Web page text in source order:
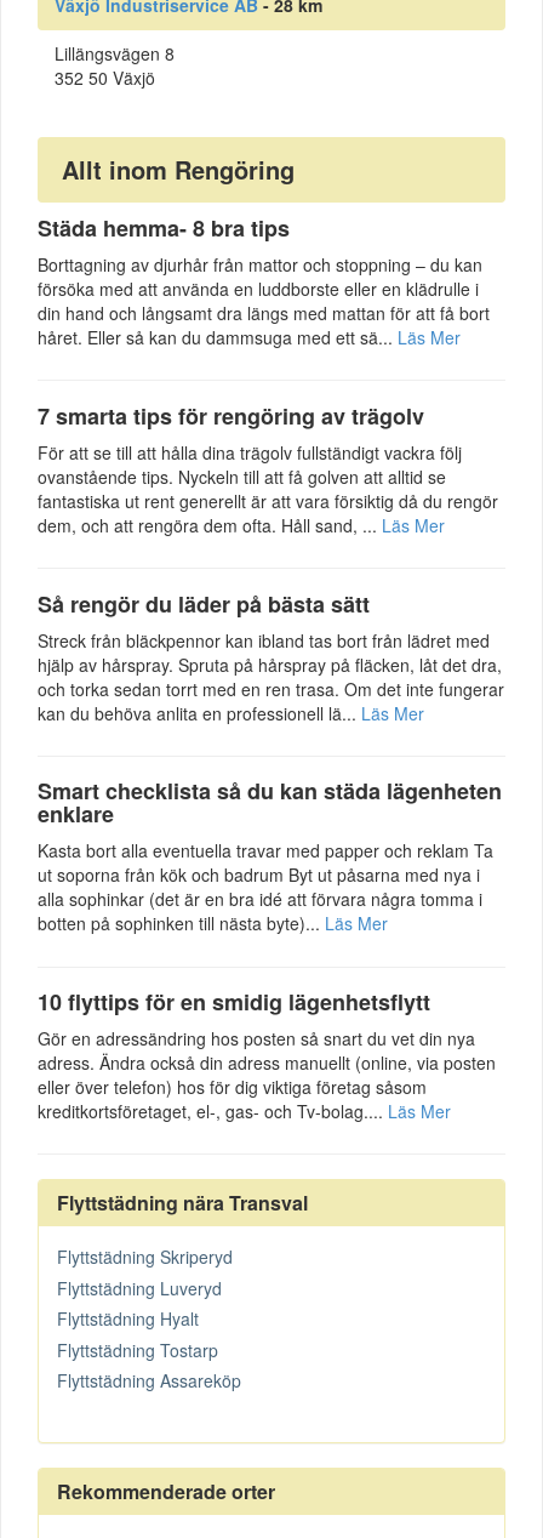
Växjö Industriservice AB - 28 km
Lillängsvägen 8
352 50 Växjö
Allt inom Rengöring
Städa hemma- 8 bra tips
Borttagning av djurhår från mattor och stoppning – du kan
försöka med att använda en luddborste eller en klädrulle i
din hand och långsamt dra längs med mattan för att få bort
håret. Eller så kan du dammsuga med ett sä... Läs Mer
7 smarta tips för rengöring av trägolv
För att se till att hålla dina trägolv fullständigt vackra följ
ovanstående tips. Nyckeln till att få golven att alltid se
fantastiska ut rent generellt är att vara försiktig då du rengör
dem, och att rengöra dem ofta. Håll sand, ... Läs Mer
Så rengör du läder på bästa sätt
Streck från bläckpennor kan ibland tas bort från lädret med
hjälp av hårspray. Spruta på hårspray på fläcken, låt det dra,
och torka sedan torrt med en ren trasa. Om det inte fungerar
kan du behöva anlita en professionell lä... Läs Mer
Smart checklista så du kan städa lägenheten
enklare
Kasta bort alla eventuella travar med papper och reklam Ta
ut soporna från kök och badrum Byt ut påsarna med nya i
alla sophinkar (det är en bra idé att förvara några tomma i
botten på sophinken till nästa byte)... Läs Mer
10 flyttips för en smidig lägenhetsflytt
Gör en adressändring hos posten så snart du vet din nya
adress. Ändra också din adress manuellt (online, via posten
eller över telefon) hos för dig viktiga företag såsom
kreditkortsföretaget, el-, gas- och Tv-bolag.... Läs Mer
Flyttstädning nära Transval
Flyttstädning Skriperyd
Flyttstädning Luveryd
Flyttstädning Hyalt
Flyttstädning Tostarp
Flyttstädning Assareköp
Rekommenderade orter